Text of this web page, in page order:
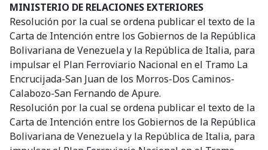
MINISTERIO DE RELACIONES EXTERIORES
Resolución por la cual se ordena publicar el texto de la
Carta de Intención entre los Gobiernos de la República
Bolivariana de Venezuela y la República de Italia, para
impulsar el Plan Ferroviario Nacional en el Tramo La
Encrucijada-San Juan de los Morros-Dos Caminos-
Calabozo-San Fernando de Apure.
Resolución por la cual se ordena publicar el texto de la
Carta de Intención entre los Gobiernos de la República
Bolivariana de Venezuela y la República de Italia, para